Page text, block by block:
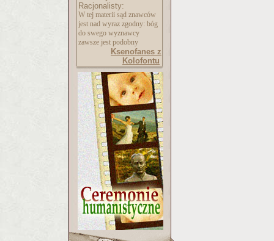
Racjonalisty:
W tej materii sąd znawców
jest nad wyraz zgodny: bóg
do swego wyznawcy
zawsze jest podobny
Ksenofanes z
Kolofontu